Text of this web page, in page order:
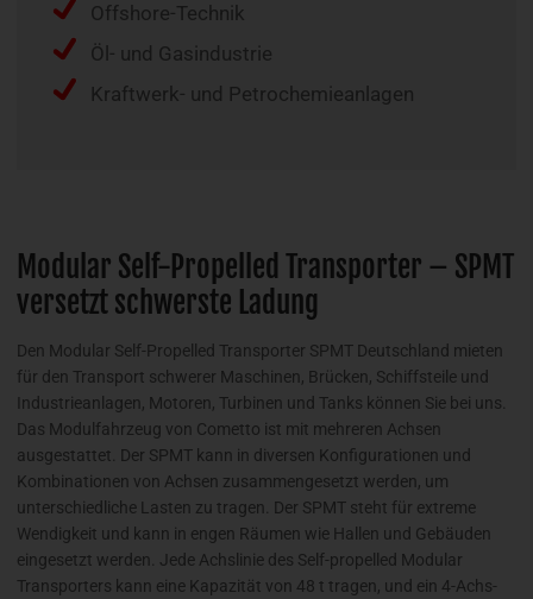
Offshore-Technik
Öl- und Gasindustrie
Kraftwerk- und Petrochemieanlagen
Modular Self-Propelled Transporter – SPMT
versetzt schwerste Ladung
Den Modular Self-Propelled Transporter SPMT Deutschland mieten
für den Transport schwerer Maschinen, Brücken, Schiffsteile und
Industrieanlagen, Motoren, Turbinen und Tanks können Sie bei uns.
Das Modulfahrzeug von Cometto ist mit mehreren Achsen
ausgestattet. Der SPMT kann in diversen Konfigurationen und
Kombinationen von Achsen zusammengesetzt werden, um
unterschiedliche Lasten zu tragen. Der SPMT steht für extreme
Wendigkeit und kann in engen Räumen wie Hallen und Gebäuden
eingesetzt werden. Jede Achslinie des Self-propelled Modular
Transporters kann eine Kapazität von 48 t tragen, und ein 4-Achs-